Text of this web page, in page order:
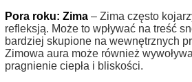
Pora roku: Zima – Zima często
refleksją. Może to wpływać na treść
bardziej skupione na wewnętrznych
Zimowa aura może również
pragnienie ciepła i bliskości.